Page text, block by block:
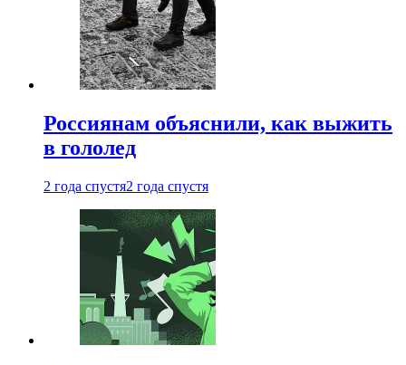
Россиянам объяснили, как выжить
в гололед
2 года спустя2 года спустя